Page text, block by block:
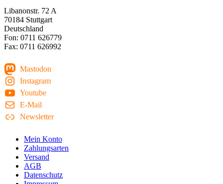
Libanonstr. 72 A
70184 Stuttgart
Deutschland
Fon: 0711 626779
Fax: 0711 626992
Mastodon
Instagram
Youtube
E-Mail
Newsletter
Mein Konto
Zahlungsarten
Versand
AGB
Datenschutz